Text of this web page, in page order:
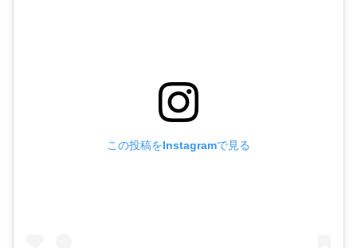
この投稿をInstagramで見る